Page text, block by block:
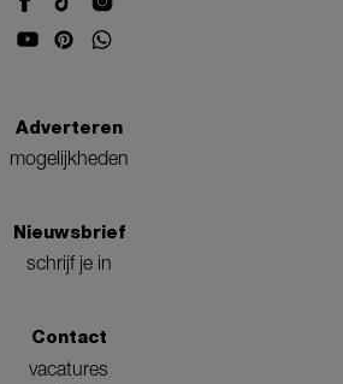
Adverteren
mogelijkheden
Nieuwsbrief
schrijf je in
Contact
vacatures